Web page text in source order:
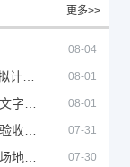
更多>>
08-04
08-01
08-01
07-31
07-30